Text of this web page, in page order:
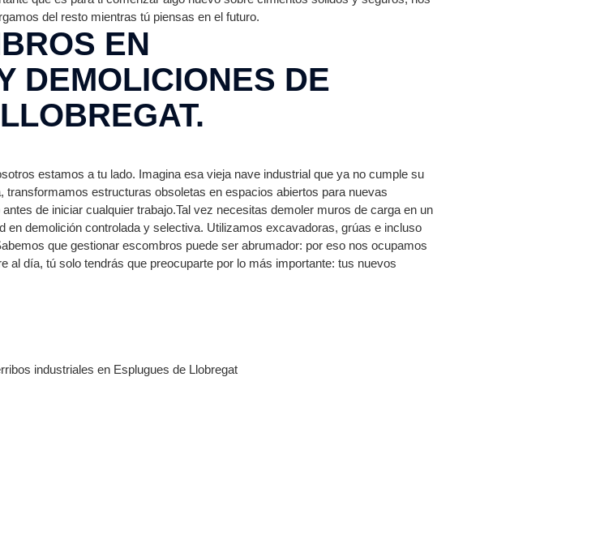
del resto mientras tú piensas en el futuro.
EN
DEMOLICIONES DE
estamos a tu lado. Imagina esa vieja nave industrial que ya no cumple su
estructuras obsoletas en espacios abiertos para nuevas
de iniciar cualquier trabajo.Tal vez necesitas demoler muros de carga en un
demolición controlada y selectiva. Utilizamos excavadoras, grúas e incluso
que gestionar escombros puede ser abrumador: por eso nos ocupamos
día, tú solo tendrás que preocuparte por lo más importante: tus nuevos